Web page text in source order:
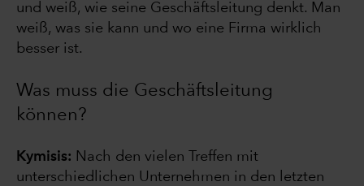
und weiß, wie seine Geschäftsleitung denkt. Man
weiß, was sie kann und wo eine Firma wirklich
besser ist.
Was muss die Geschäftsleitung
können?
Kymisis: Nach den vielen Treffen mit
unterschiedlichen Unternehmen in den letzten